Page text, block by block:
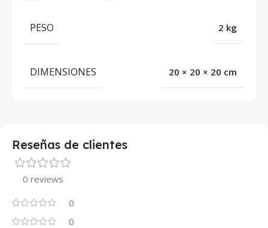
PESO 2 kg
DIMENSIONES 20 × 20 × 20 cm
Reseñas de clientes
0 reviews
0
0